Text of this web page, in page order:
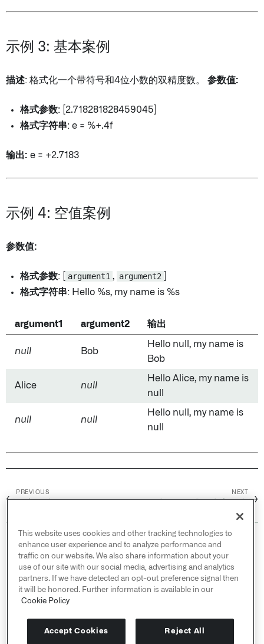
示例 3: 基本案例
描述: 格式化一个带符号和4位小数的双精度数。 参数值:
格式参数: [2.718281828459045]
格式字符串: e = %+.4f
输出: e = +2.7183
示例 4: 空值案例
参数值:
格式参数: [ argument1 , argument2
格式字符串: Hello %s, my name is %s
argument1 argument2 输出
null Bob
Hello null, my name is
Bob
Alice null
Hello Alice, my name is
null
null null
Hello null, my name is
null
←
PREVIOUS NEXT
→
© 2026 Palantir Technologies Inc. All rights
reserved.
Cookies Statement ↗
Privacy Statement ↗
Terms of Use ↗
Do Not Sell or Share My Personal Information
This website uses cookies and other tracking technologies to
enhance user experience and to analyze performance and
traffic on our website. We also share information about your
use of our site with our social media, advertising and analytics
partners. If we have detected an opt-out preference signal then
it will be honored. Further information is available in our
Cookie Policy
Accept Cookies Reject All